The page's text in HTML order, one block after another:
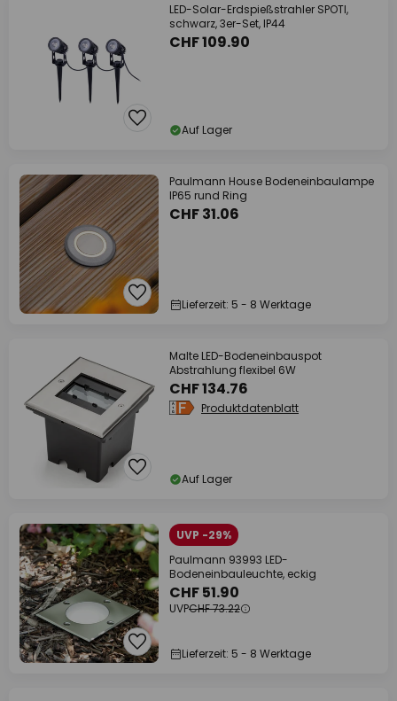
LED-Solar-Erdspießstrahler SPOTI,
schwarz, 3er-Set, IP44
CHF 109.90
Auf Lager
Paulmann House Bodeneinbaulampe
IP65 rund Ring
CHF 31.06
Lieferzeit: 5 - 8 Werktage
Malte LED-Bodeneinbauspot
Abstrahlung flexibel 6W
CHF 134.76
Produktdatenblatt
Auf Lager
UVP -29%
Paulmann 93993 LED-
Bodeneinbauleuchte, eckig
CHF 51.90
UVPCHF 73.22
Lieferzeit: 5 - 8 Werktage